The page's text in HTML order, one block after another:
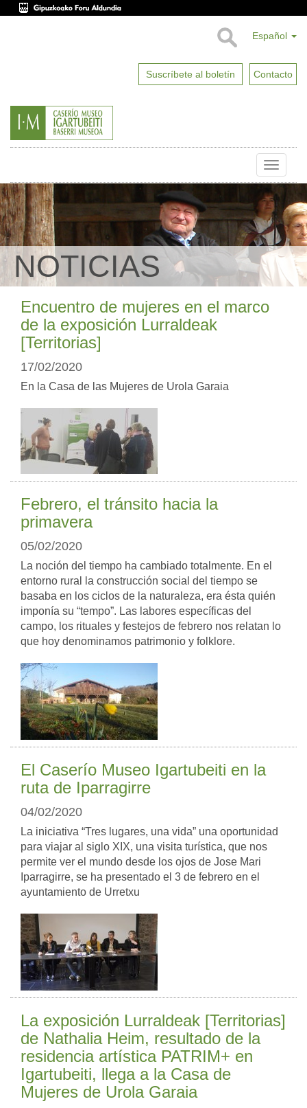
Español
Suscríbete al boletín Contacto
Toggle
NOTICIAS
Encuentro de mujeres en el marco
de la exposición Lurraldeak
[Territorias]
17/02/2020
En la Casa de las Mujeres de Urola Garaia
Febrero, el tránsito hacia la
primavera
05/02/2020
La noción del tiempo ha cambiado totalmente. En el
entorno rural la construcción social del tiempo se
basaba en los ciclos de la naturaleza, era ésta quién
imponía su “tempo”. Las labores específicas del
campo, los rituales y festejos de febrero nos relatan lo
que hoy denominamos patrimonio y folklore.
El Caserío Museo Igartubeiti en la
ruta de Iparragirre
04/02/2020
La iniciativa “Tres lugares, una vida” una oportunidad
para viajar al siglo XIX, una visita turística, que nos
permite ver el mundo desde los ojos de Jose Mari
Iparragirre, se ha presentado el 3 de febrero en el
ayuntamiento de Urretxu
La exposición Lurraldeak [Territorias]
de Nathalia Heim, resultado de la
residencia artística PATRIM+ en
Igartubeiti, llega a la Casa de
Mujeres de Urola Garaia